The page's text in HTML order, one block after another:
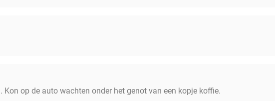
Kon op de auto wachten onder het genot van een kopje koffie.